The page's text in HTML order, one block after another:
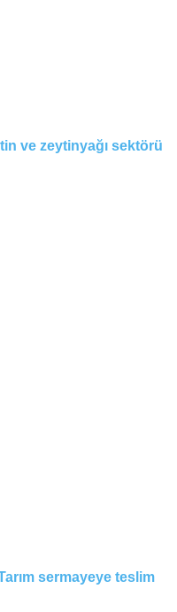
ve zeytinyağı sektörü
sermayeye teslim